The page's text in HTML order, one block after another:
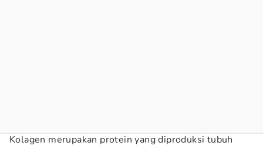
Kolagen merupakan protein yang diproduksi tubuh